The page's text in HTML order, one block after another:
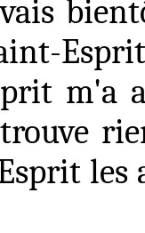
m'a
les